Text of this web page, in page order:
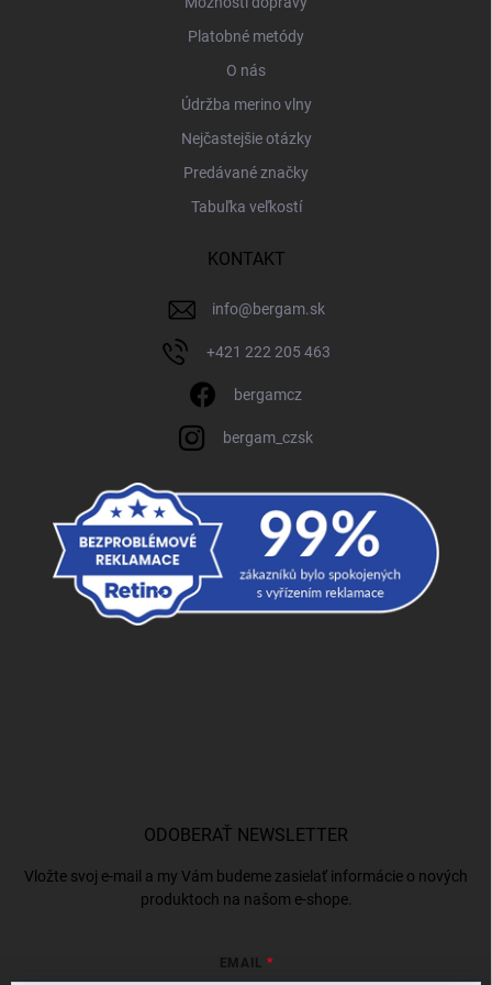
Platobné metódy
O nás
Údržba merino vlny
Nejčastejšie otázky
Predávané značky
Tabuľka veľkostí
KONTAKT
info@bergam.sk
+421 222 205 463
bergamcz
bergam_czsk
ODOBERAŤ NEWSLETTER
Vložte svoj e-mail a my Vám budeme zasielať informácie o nových
produktoch na našom e-shope.
EMAIL